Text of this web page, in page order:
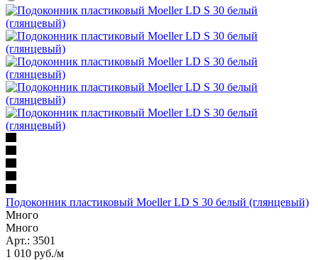
Подоконник пластиковый Moeller LD S 30 белый (глянцевый)
Много
Много
Арт.: 3501
1 010 руб./м